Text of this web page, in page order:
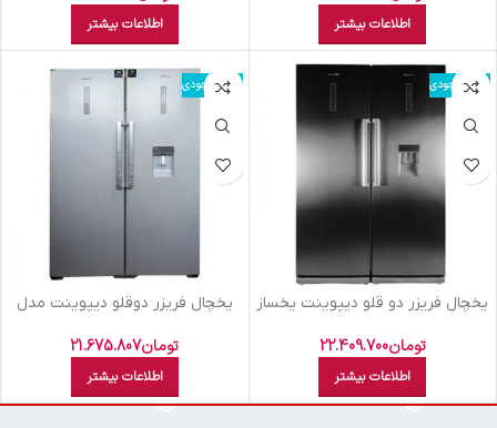
اطلاعات بیشتر اطلاعات بیشتر
اتمام موجودی
يخچال فريزر دو قلو ديپوينت يخساز
تومان22.409.700
اطلاعات بیشتر
اتمام موجودی
یخچال فریزر دوقلو دیپوینت مدل
تومان21.675.807
اطلاعات بیشتر